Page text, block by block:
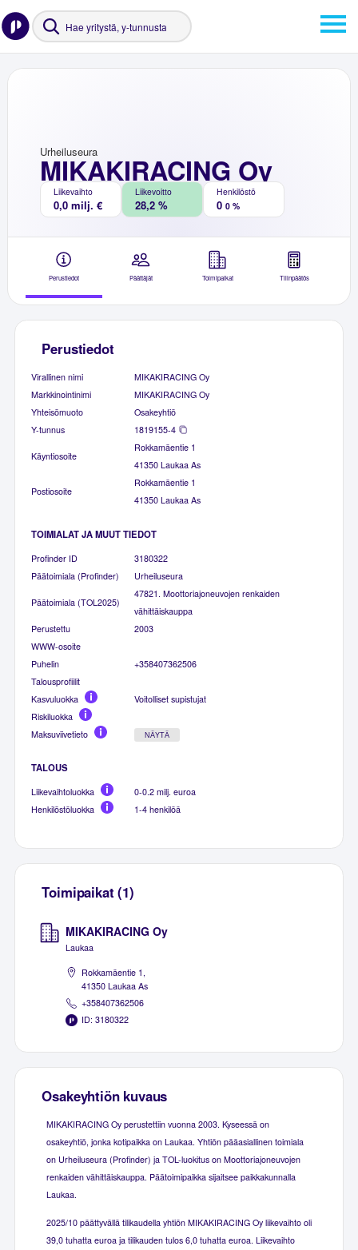
MIKAKIRACING Oy
Urheiluseura
Liikevaihto
0,0 milj. €
Liikevoitto
28,2 %
Henkilöstö
0 0 %
Perustiedot Päättäjät Toimipaikat Tilinpäätös
Perustiedot
Virallinen nimi
MIKAKIRACING Oy
Markkinointinimi
MIKAKIRACING Oy
Yhteisömuoto
Osakeyhtiö
Y-tunnus
1819155-4
Käyntiosoite
Rokkamäentie 1
41350 Laukaa As
Postiosoite
Rokkamäentie 1
41350 Laukaa As
TOIMIALAT JA MUUT TIEDOT
Profinder ID
3180322
Päätoimiala (Profinder)
Urheiluseura
Päätoimiala (TOL2025)
47821. Moottoriajoneuvojen renkaiden
vähittäiskauppa
Perustettu
2003
WWW-osoite
Puhelin
+358407362506
Talousprofiilit
Kasvuluokka
Voitolliset supistujat
Riskiluokka
Maksuviivetieto
NÄYTÄ
TALOUS
Liikevaihtoluokka
0-0.2 milj. euroa
Henkilöstöluokka
1-4 henkilöä
Toimipaikat (1)
MIKAKIRACING Oy
Laukaa
Rokkamäentie 1,
41350 Laukaa As
+358407362506
ID: 3180322
Osakeyhtiön kuvaus
MIKAKIRACING Oy perustettiin vuonna 2003. Kyseessä on
osakeyhtiö, jonka kotipaikka on Laukaa. Yhtiön pääasiallinen toimiala
on Urheiluseura (Profinder) ja TOL-luokitus on Moottoriajoneuvojen
renkaiden vähittäiskauppa. Päätoimipaikka sijaitsee paikkakunnalla
Laukaa.
2025/10 päättyvällä tilikaudella yhtiön MIKAKIRACING Oy liikevaihto oli
39,0 tuhatta euroa ja tilikauden tulos 6,0 tuhatta euroa. Liikevaihto